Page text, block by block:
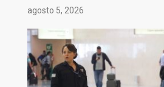
agosto 5, 2026